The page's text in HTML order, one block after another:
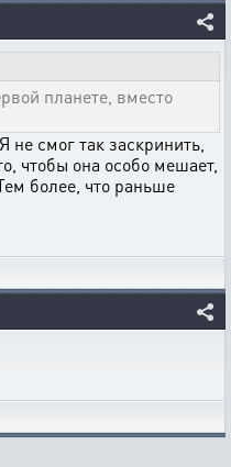
планете, вместо
не смог так заскринить,
чтобы она особо мешает,
более, что раньше